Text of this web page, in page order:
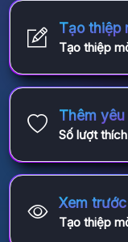
Tạo thiệp
Tạo thiệp
Thêm
Số lượt
Xem
Tạo thiệp